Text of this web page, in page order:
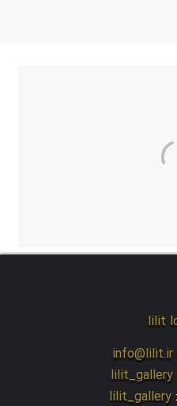
info@lilit.ir
lilit_gallery
lilit_gallery